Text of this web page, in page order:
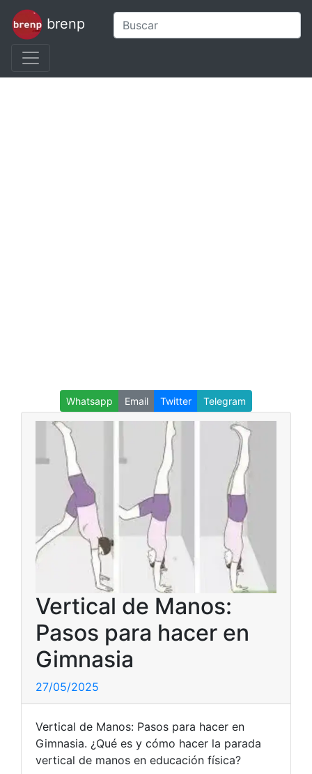
brenp
Whatsapp Email Twitter Telegram
Vertical de Manos:
Pasos para hacer en
Gimnasia
27/05/2025
Vertical de Manos: Pasos para hacer en
Gimnasia. ¿Qué es y cómo hacer la parada
vertical de manos en educación física?